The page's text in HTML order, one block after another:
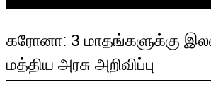
கரோனா: 3 மாதங்களுக்கு
மத்திய அரசு அறிவிப்பு